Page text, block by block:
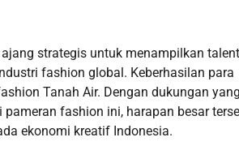
strategis untuk menampilkan
fashion global. Keberhasilan para
Tanah Air. Dengan dukungan
fashion ini, harapan besar
ekonomi kreatif Indonesia.